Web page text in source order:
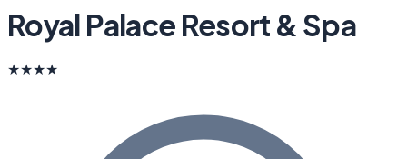
Royal Palace Resort & Spa
★★★★